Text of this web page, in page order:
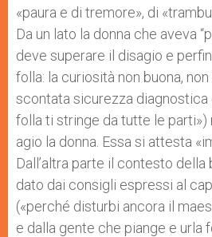
«paura e di tremore», di
Da un lato la donna che aveva
deve superare il disagio e
folla: la curiosità non buona,
scontata sicurezza diagnostica
folla ti stringe da tutte le parti»)
agio la donna. Essa si attesta
Dall’altra parte il contesto della
dato dai consigli espressi al
(«perché disturbi ancora il
e dalla gente che piange e urla